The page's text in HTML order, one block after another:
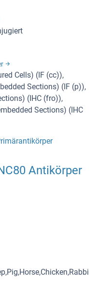
Cells) (IF (cc)),
Sections) (IF (p)),
(IHC (fro)),
Sections) (IHC
Antikörper